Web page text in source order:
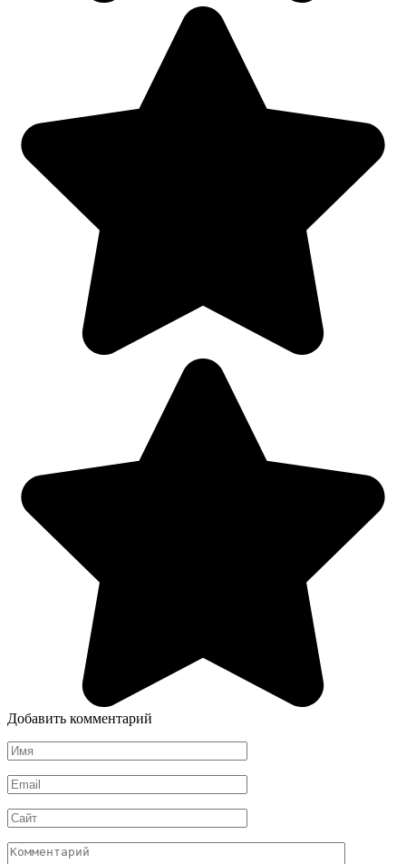
Добавить комментарий
Имя
*
Email
*
Сайт
Комментарий